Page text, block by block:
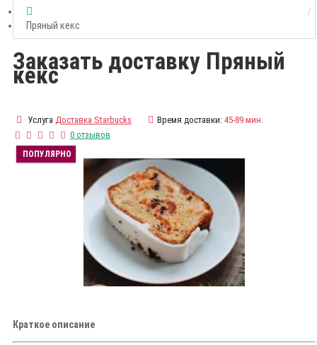
Пряный кекс
Заказать доставку Пряный
кекс
Услуга Доставка Starbucks Время доставки: 45-89 мин.
0 отзывов
ПОПУЛЯРНО
Краткое описание